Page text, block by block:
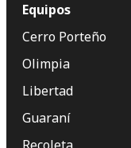
Equipos
Cerro Porteño
Olimpia
Libertad
Guaraní